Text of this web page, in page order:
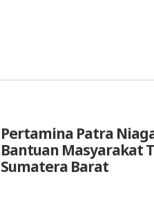
Pertamina Patra
Bantuan Masyarakat
Sumatera Barat